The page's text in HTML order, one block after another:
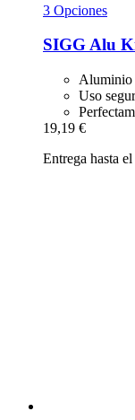
3 Opciones
SIGGAlu
Aluminio
Uso
19,19 €
Entrega hasta